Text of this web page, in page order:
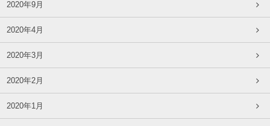
2020年9月
2020年4月
2020年3月
2020年2月
2020年1月